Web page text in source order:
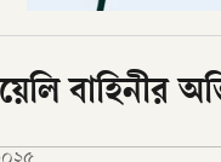
বাহিনীর